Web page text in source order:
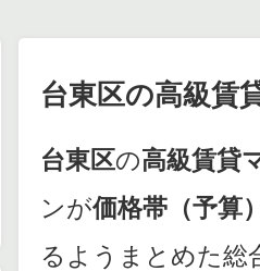
台東区の高級賃
台東区の高級賃貸
ンが価格帯（予算
るようまとめた総